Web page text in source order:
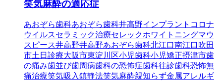
笑気麻酔の適応症
あおぞら歯科あおぞら歯科井高野インプラント コロナ
ウイルスセラミック治療セレックホワイトニングマウ
スピース井高野井高野あおぞら歯科北江口南江口吹田
市土日診療大阪市東淀川区小児歯科小児矯正摂津市歯
の痛み歯並び歯周病歯科の恐怖症歯科往診歯科恐怖無
痛治療笑気吸入鎮静法笑気麻酔親知らず金属アレルギ